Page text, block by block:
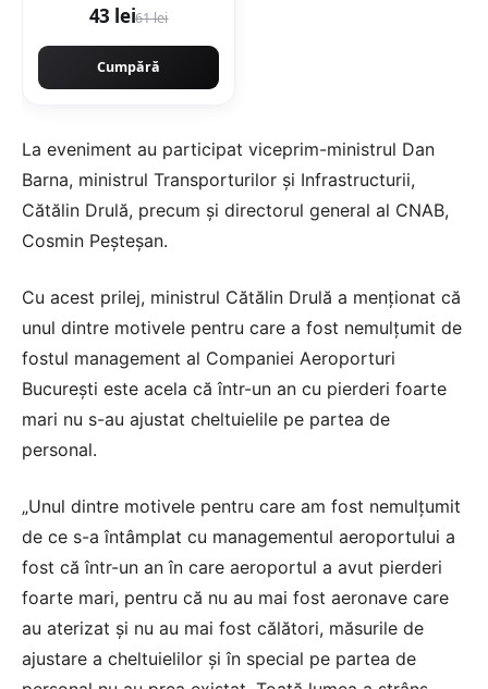
43 lei61 lei
Cumpără
La eveniment au participat viceprim-ministrul Dan
Barna, ministrul Transporturilor şi Infrastructurii,
Cătălin Drulă, precum şi directorul general al CNAB,
Cosmin Peşteşan.
Cu acest prilej, ministrul Cătălin Drulă a menţionat că
unul dintre motivele pentru care a fost nemulţumit de
fostul management al Companiei Aeroporturi
Bucureşti este acela că într-un an cu pierderi foarte
mari nu s-au ajustat cheltuielile pe partea de
personal.
„Unul dintre motivele pentru care am fost nemulţumit
de ce s-a întâmplat cu managementul aeroportului a
fost că într-un an în care aeroportul a avut pierderi
foarte mari, pentru că nu au mai fost aeronave care
au aterizat şi nu au mai fost călători, măsurile de
ajustare a cheltuielilor şi în special pe partea de